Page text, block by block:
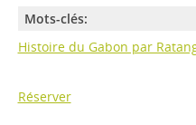
Mots-clés:
Histoire du Gabon par
Réserver